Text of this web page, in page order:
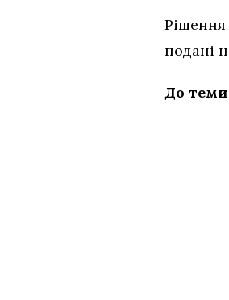
Рішення
подані
До